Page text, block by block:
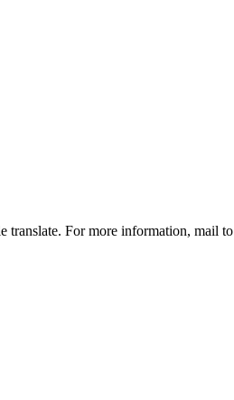
translate. For more information, mail to